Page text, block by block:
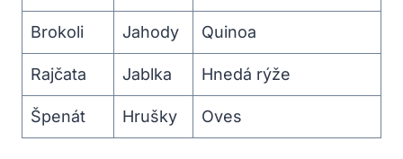
Brokoli Jahody Quinoa
Rajčata Jablka Hnedá rýže
Špenát Hrušky Oves